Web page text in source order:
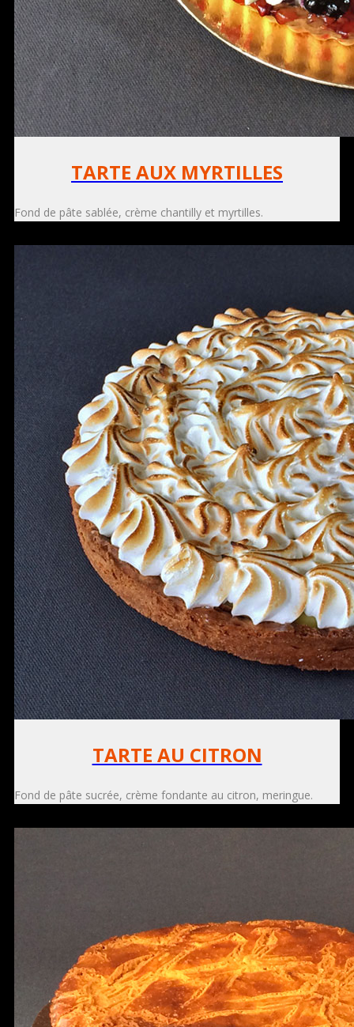
TARTE AUX MYRTILLES
Fond de pâte sablée, crème chantilly et myrtilles.
TARTE AU CITRON
Fond de pâte sucrée, crème fondante au citron, meringue.